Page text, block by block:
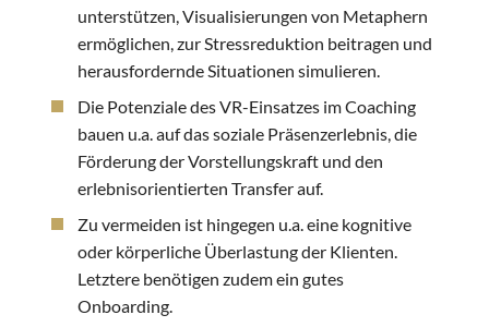
unterstützen, Visualisierungen von Metaphern
ermöglichen, zur Stressreduktion beitragen und
herausfordernde Situationen simulieren.
Die Potenziale des VR-Einsatzes im Coaching
bauen u.a. auf das soziale Präsenzerlebnis, die
Förderung der Vorstellungskraft und den
erlebnisorientierten Transfer auf.
Zu vermeiden ist hingegen u.a. eine kognitive
oder körperliche Überlastung der Klienten.
Letztere benötigen zudem ein gutes
Onboarding.